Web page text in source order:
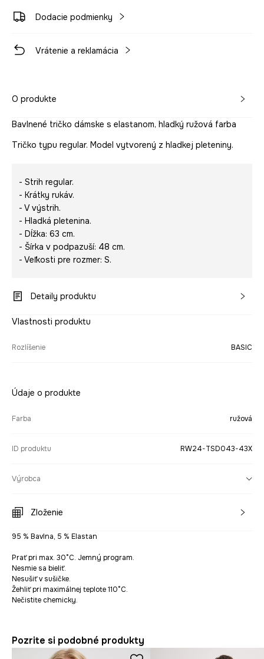
Dodacie podmienky
Vrátenie a reklamácia
O produkte
Bavlnené tričko dámske s elastanom, hladký ružová farba
Tričko typu regular. Model vytvorený z hladkej pleteniny.
- Strih regular.
- Krátky rukáv.
- V výstrih.
- Hladká pletenina.
- Dĺžka: 63 cm.
- Šírka v podpazuší: 48 cm.
- Veľkosti pre rozmer: S.
Detaily produktu
Vlastnosti produktu
Rozlíšenie BASIC
Údaje o produkte
Farba ružová
ID produktu RW24-TSD043-43X
Výrobca
Zloženie
95 % Bavlna, 5 % Elastan
Prať pri max. 30°C. Jemný program.
Nesmie sa bieliť.
Nesušiť v sušičke.
Žehliť pri maximálnej teplote 110°C.
Nečistite chemicky.
Pozrite si podobné produkty